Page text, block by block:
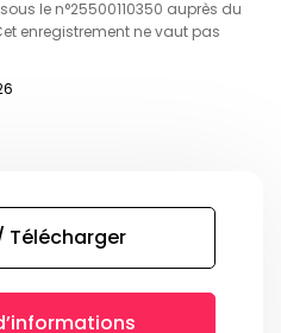
le n°25500110350 auprès du
enregistrement ne vaut pas
Télécharger